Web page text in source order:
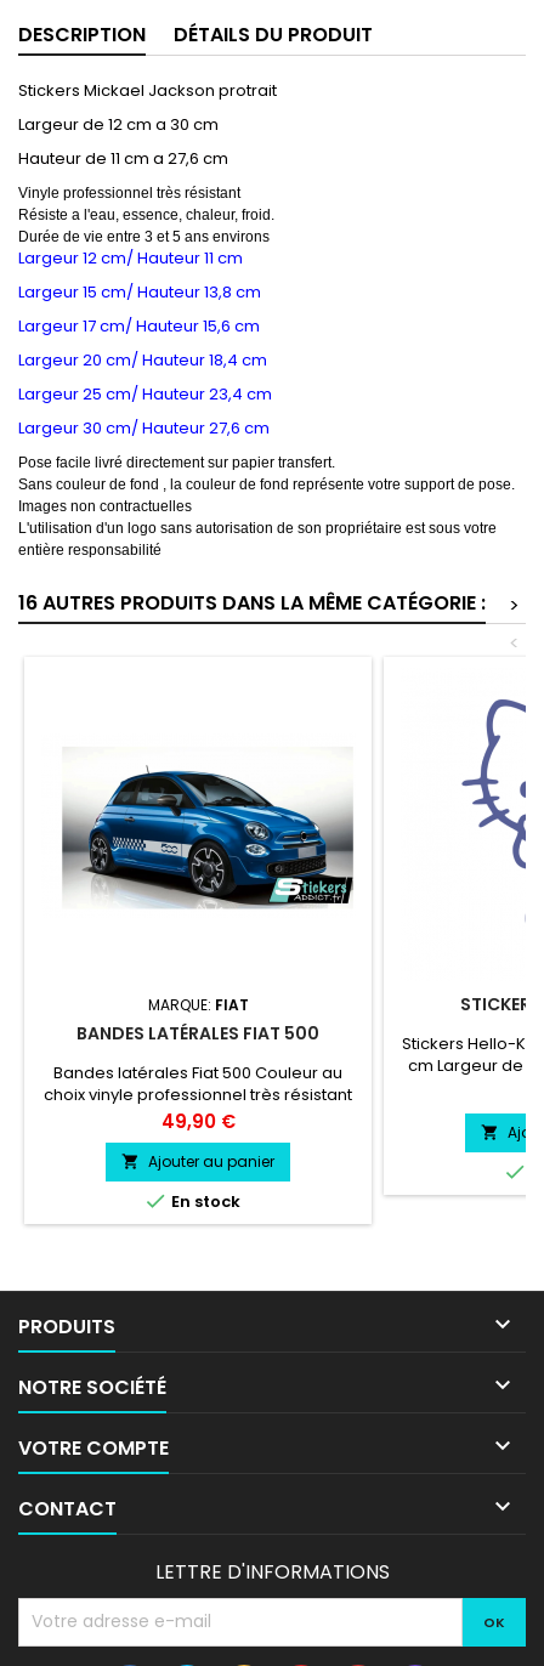
DESCRIPTION DÉTAILS DU PRODUIT
Stickers Mickael Jackson protrait
Largeur de 12 cm a 30 cm
Hauteur de 11 cm a 27,6 cm
Vinyle professionnel très résistant
Résiste a l'eau, essence, chaleur, froid.
Durée de vie entre 3 et 5 ans environs
Largeur 12 cm/ Hauteur 11 cm
Largeur 15 cm/ Hauteur 13,8 cm
Largeur 17 cm/ Hauteur 15,6 cm
Largeur 20 cm/ Hauteur 18,4 cm
Largeur 25 cm/ Hauteur 23,4 cm
Largeur 30 cm/ Hauteur 27,6 cm
Pose facile livré directement sur papier transfert.
Sans couleur de fond , la couleur de fond représente votre support de pose.
Images non contractuelles
L'utilisation d'un logo sans autorisation de son propriétaire est sous votre
entière responsabilité
16 AUTRES PRODUITS DANS LA MÊME CATÉGORIE :
>
<
MARQUE: FIAT
BANDES LATÉRALES FIAT 500
Bandes latérales Fiat 500 Couleur au
choix vinyle professionnel très résistant
Prix
49,90 €
 Ajouter au panier
 En stock
Stickers Hello-
cm Largeur de
l'eau, essence,
vie entre 3 et 5
livré


PRODUITS 
NOTRE SOCIÉTÉ 
VOTRE COMPTE 
CONTACT 
LETTRE D'INFORMATIONS